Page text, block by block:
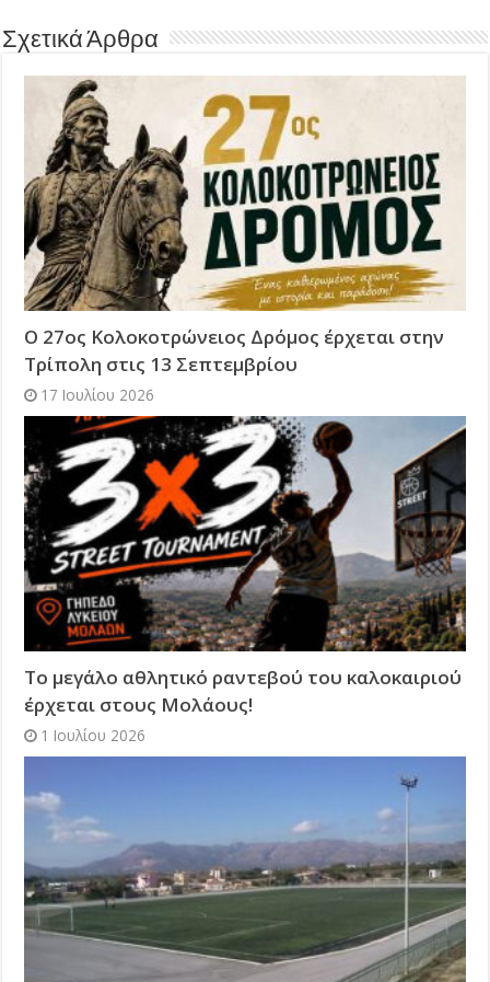
Σχετικά Άρθρα
Ο 27ος Κολοκοτρώνειος Δρόμος έρχεται στην
Τρίπολη στις 13 Σεπτεμβρίου
17 Ιουλίου 2026
Το μεγάλο αθλητικό ραντεβού του καλοκαιριού
έρχεται στους Μολάους!
1 Ιουλίου 2026